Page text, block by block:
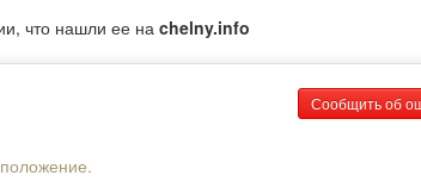
что нашли ее наchelny.info
Сообщить об